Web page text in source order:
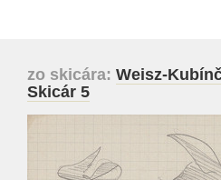
zo skicára: Weisz-
Skicár 5